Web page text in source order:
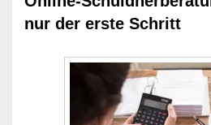
nur der erste Schritt